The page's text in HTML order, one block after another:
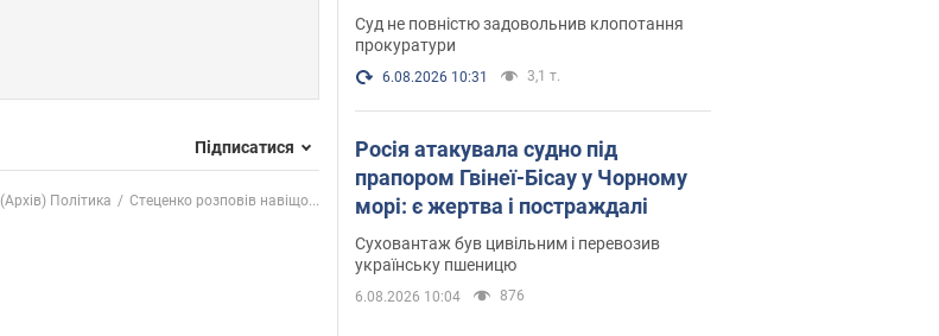
Підписатися
(Архів) Політика Стеценко розповів навіщо...
справу
Суд не повністю задовольнив клопотання
прокуратури
6.08.2026 10:31 3,1 т.
Росія атакувала судно під
прапором Гвінеї-Бісау у Чорному
морі: є жертва і постраждалі
Суховантаж був цивільним і перевозив
українську пшеницю
6.08.2026 10:04 876